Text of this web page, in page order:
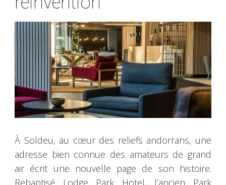
À Soldeu, au cœur des reliefs andorrans, une
adresse bien connue des amateurs de grand
air écrit une nouvelle page de son histoire.